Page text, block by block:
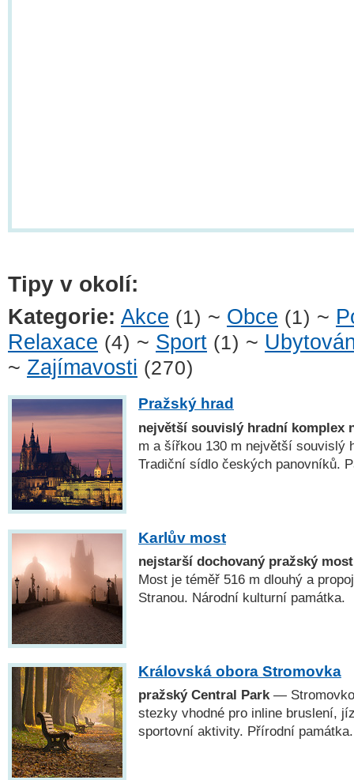
Tipy v okolí:
Kategorie: Akce (1) ~ Obce (1) ~
Relaxace (4) ~ Sport (1) ~
~ Zajímavosti (270)
Pražský hrad
největší souvislý hradní komplex
m a šířkou 130 m největší souvislý
Tradiční sídlo českých panovníků.
Karlův most
nejstarší dochovaný pražský
Most je téměř 516 m dlouhý a
Stranou. Národní kulturní památka.
Královská obora Stromovka
pražský Central Park —
stezky vhodné pro inline bruslení,
sportovní aktivity. Přírodní památka.